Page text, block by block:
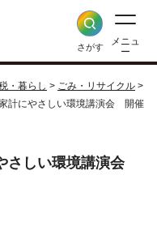
さがす
メニュ
ー
・暮らし > ごみ・リサイクル >
計にやさしい環境講演会 開催
さしい環境講演会